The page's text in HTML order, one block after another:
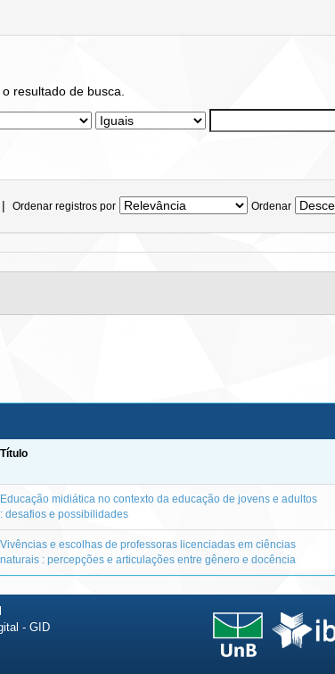
resultado de busca.
| Ordenar registros por Ordenar
Título
Educação midiática no contexto da educação de jovens e adultos
: desafios e possibilidades
Vivências e escolhas de professoras licenciadas em ciências
naturais : percepções e articulações entre gênero e docência
- GID